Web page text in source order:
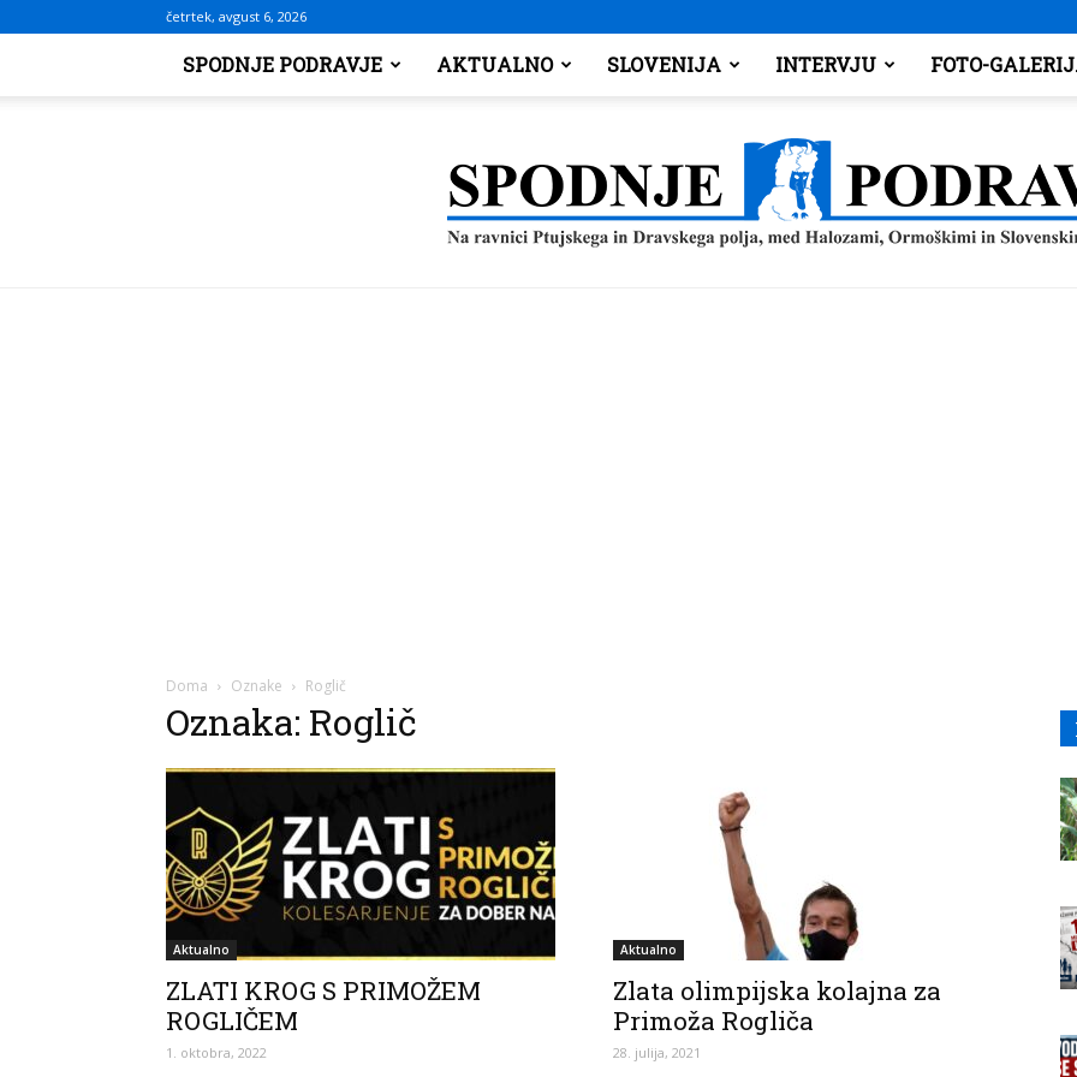
četrtek, avgust 6, 2026
SPODNJE PODRAVJE AKTUALNO SLOVENIJA INTERVJU FOTO-
Doma Oznake Roglič
Oznaka: Roglič
Aktualno
ZLATI KROG S PRIMOŽEM
ROGLIČEM
1. oktobra, 2022
Aktualno
Zlata olimpijska kolajna za
Primoža Rogliča
28. julija, 2021